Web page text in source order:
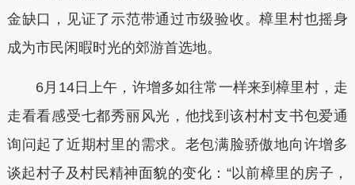
金缺口，见证了示范带通过市级验收。樟里村也摇身
成为市民闲暇时光的郊游首选地。
6月14日上午，许增多如往常一样来到樟里村，走
走看看感受七都秀丽风光，他找到该村村支书包爱通
询问起了近期村里的需求。老包满脸骄傲地向许增多
谈起村子及村民精神面貌的变化：“以前樟里的房子，